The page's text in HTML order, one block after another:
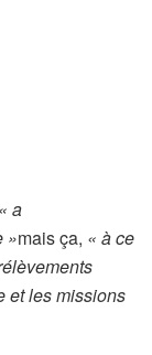
« a
»mais ça, « à ce
et les missions